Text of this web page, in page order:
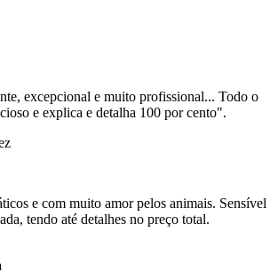
excepcional e muito profissional... Todo o
e explica e detalha 100 por cento".
e com muito amor pelos animais. Sensível
tendo até detalhes no preço total.